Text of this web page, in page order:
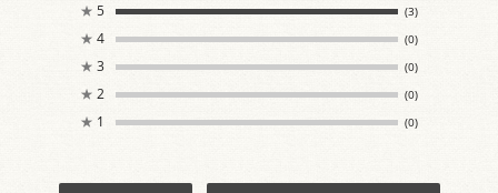
★ 5 (3)
★ 4 (0)
★ 3 (0)
★ 2 (0)
★ 1 (0)